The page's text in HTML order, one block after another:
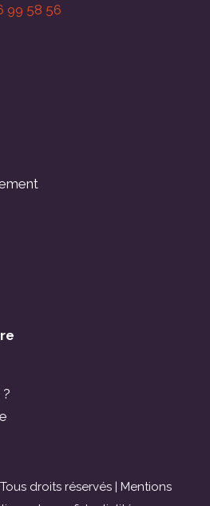
99 58 56
droits réservés | Mentions